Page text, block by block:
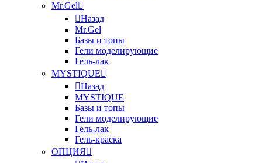
Mr.Gel
Назад
Mr.Gel
Базы и топы
Гели моделирующие
Гель-лак
MYSTIQUE
Назад
MYSTIQUE
Базы и топы
Гели моделирующие
Гель-лак
Гель-краска
ОПЦИЯ